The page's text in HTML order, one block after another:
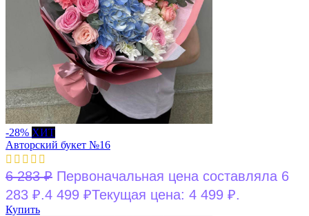
-28% ХИТ
Авторский букет №16
6 283₽ Первоначальная цена составляла 6
283 ₽.4 499 ₽Текущая цена: 4 499 ₽.
Купить